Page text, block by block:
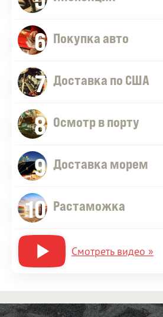
6 Покупка авто
7 Доставка по США
8 Осмотр в порту
9 Доставка морем
10 Растаможка
Смотреть видео »